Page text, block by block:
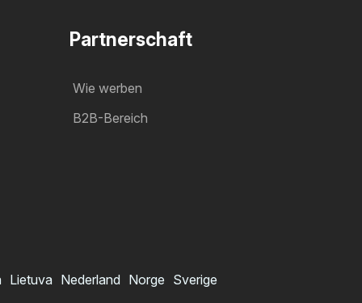
Partnerschaft
Wie werben
B2B-Bereich
Lietuva Nederland Norge Sverige